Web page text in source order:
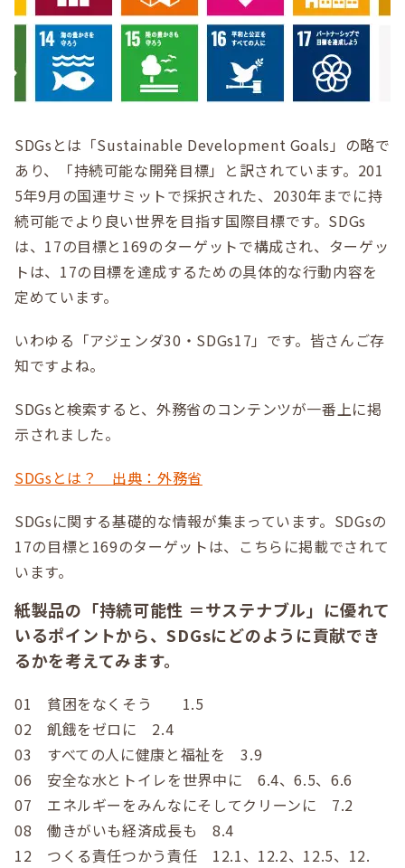
SDGsとは「Sustainable Development Goals」の略で
あり、「持続可能な開発目標」と訳されています。201
5年9月の国連サミットで採択された、2030年までに持
続可能でより良い世界を目指す国際目標です。SDGs
は、17の目標と169のターゲットで構成され、ターゲッ
トは、17の目標を達成するための具体的な行動内容を
定めています。
いわゆる「アジェンダ30・SDGs17」です。皆さんご存
知ですよね。
SDGsと検索すると、外務省のコンテンツが一番上に掲
示されました。
SDGsとは？ 出典：外務省
SDGsに関する基礎的な情報が集まっています。SDGsの
17の目標と169のターゲットは、こちらに掲載でされて
います。
紙製品の「持続可能性 ＝サステナブル」に優れて
いるポイントから、SDGsにどのように貢献でき
るかを考えてみます。
01 貧困をなくそう 1.5
02 飢餓をゼロに 2.4
03 すべての人に健康と福祉を 3.9
06 安全な水とトイレを世界中に 6.4、6.5、6.6
07 エネルギーをみんなにそしてクリーンに 7.2
08 働きがいも経済成長も 8.4
12 つくる責任つかう責任 12.1、12.2、12.5、12.